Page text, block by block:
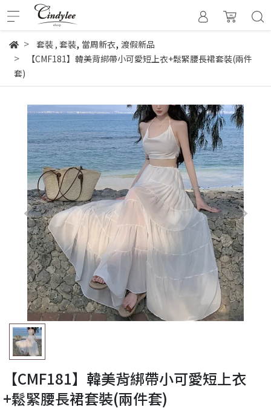
套裝, 套裝, 當周新衣, 渡假新品
【CMF181】韓美背綁帶小可愛短上衣+鬆緊腰長裙套裝(兩件
套)
【CMF181】韓美背綁帶小可愛短上衣
+鬆緊腰長裙套裝(兩件套)